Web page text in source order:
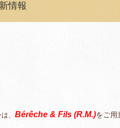
情報
、 Bérêche & Fils (R.M.)をご用